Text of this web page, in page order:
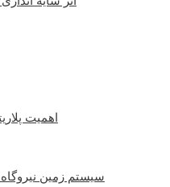
اهمیت
سیستم زمین